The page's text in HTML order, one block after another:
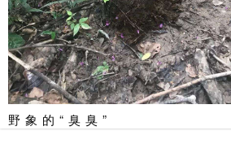
野 象 的 “ 臭 臭 ”